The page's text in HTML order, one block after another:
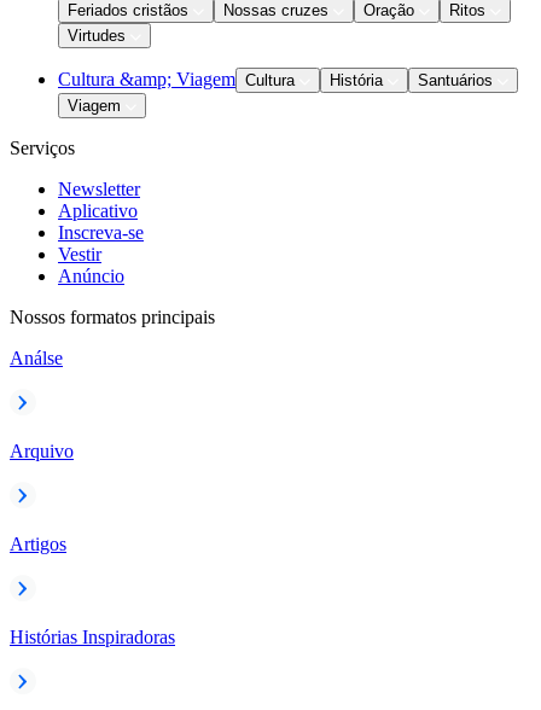
Feriados cristãos
Nossas cruzes Oração
Ritos
Virtudes
Cultura &amp; Viagem Cultura História
Santuários
Viagem
Serviços
Newsletter
Aplicativo
Inscreva-se
Vestir
Anúncio
Nossos formatos principais
Análse
Arquivo
Artigos
Histórias Inspiradoras